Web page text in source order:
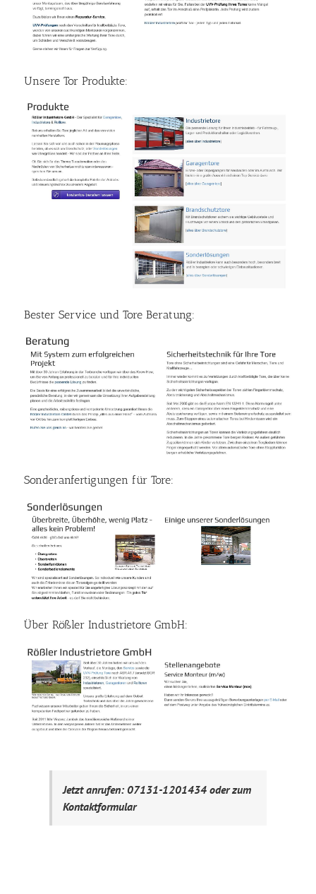
Unsere Tor Produkte:
Bester Service und Tore Beratung:
Sonderanfertigungen für Tore:
Über Rößler Industrietore GmbH:
Jetzt anrufen: 07131-1201434 oder zum
Kontaktformular